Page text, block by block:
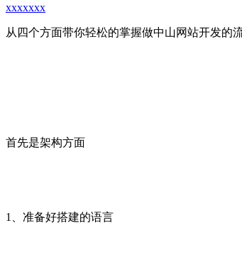
xxxxxxx
从四个方面带你轻松的掌握做中山网站开发的
首先是架构方面
1、准备好搭建的语言